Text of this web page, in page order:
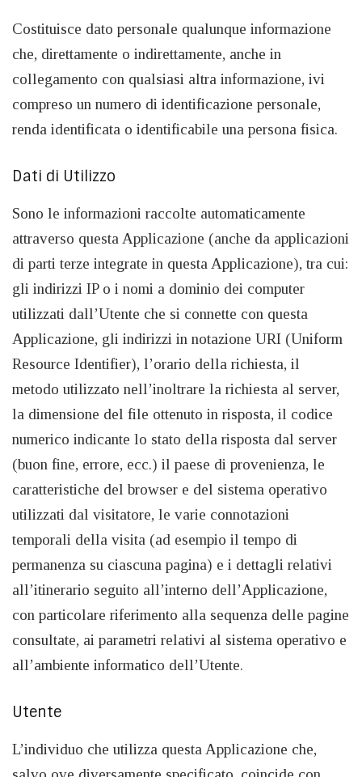
Costituisce dato personale qualunque informazione
che, direttamente o indirettamente, anche in
collegamento con qualsiasi altra informazione, ivi
compreso un numero di identificazione personale,
renda identificata o identificabile una persona fisica.
Dati di Utilizzo
Sono le informazioni raccolte automaticamente
attraverso questa Applicazione (anche da applicazioni
di parti terze integrate in questa Applicazione), tra cui:
gli indirizzi IP o i nomi a dominio dei computer
utilizzati dall’Utente che si connette con questa
Applicazione, gli indirizzi in notazione URI (Uniform
Resource Identifier), l’orario della richiesta, il
metodo utilizzato nell’inoltrare la richiesta al server,
la dimensione del file ottenuto in risposta, il codice
numerico indicante lo stato della risposta dal server
(buon fine, errore, ecc.) il paese di provenienza, le
caratteristiche del browser e del sistema operativo
utilizzati dal visitatore, le varie connotazioni
temporali della visita (ad esempio il tempo di
permanenza su ciascuna pagina) e i dettagli relativi
all’itinerario seguito all’interno dell’Applicazione,
con particolare riferimento alla sequenza delle pagine
consultate, ai parametri relativi al sistema operativo e
all’ambiente informatico dell’Utente.
Utente
L’individuo che utilizza questa Applicazione che,